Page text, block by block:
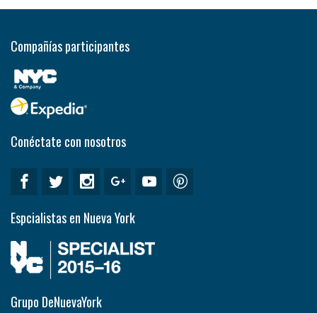
Compañías participantes
Conéctate con nosotros
Espcialistas en Nueva York
Grupo DeNuevaYork